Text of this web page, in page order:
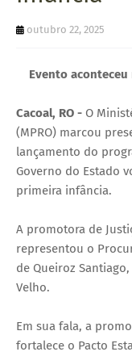
Eoutubro 22, 2025
Evento
Cacoal, RO - O
(MPRO) marcou
lançamento do
Governo do Estado
primeira infância.
A promotora de
representou o
de Queiroz
Velho.
Em sua fala, a
fortalece o Pacto